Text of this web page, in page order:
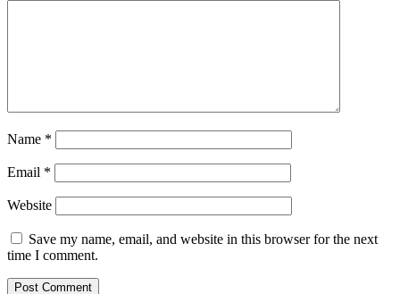
Name *
Email *
Website
Save my name, email, and website in this browser for the next
time I comment.